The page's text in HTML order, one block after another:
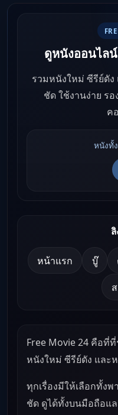
ดูหนังออนไล
รวมหนังใหม่ ซีรีย์ดั
ชัด ใช้งานง่าย ร
ค
หนังทั้
หน้าแรก บู๊
Free Movie 24 คือที่
หนังใหม่ ซีรีย์ดัง และ
ทุกเรื่องมีให้เลือกทั้ง
ชัด ดูได้ทั้งบนมือถือแ